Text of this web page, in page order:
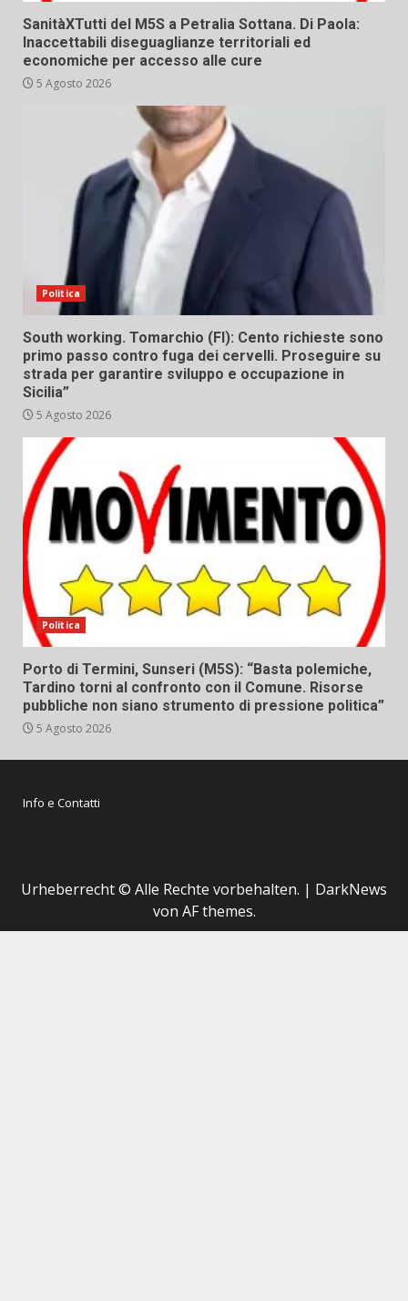
SanitàXTutti del M5S a Petralia Sottana. Di Paola:
Inaccettabili diseguaglianze territoriali ed
economiche per accesso alle cure
5 Agosto 2026
Politica
South working. Tomarchio (FI): Cento richieste sono
primo passo contro fuga dei cervelli. Proseguire su
strada per garantire sviluppo e occupazione in
Sicilia”
5 Agosto 2026
Politica
Porto di Termini, Sunseri (M5S): “Basta polemiche,
Tardino torni al confronto con il Comune. Risorse
pubbliche non siano strumento di pressione politica”
5 Agosto 2026
Info e Contatti
Urheberrecht © Alle Rechte vorbehalten. | DarkNews
von AF themes.